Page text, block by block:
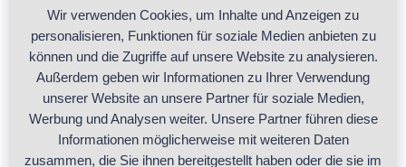
Kontakt:
Sabine Schmitz
saolto@gmx.de
Wir verwenden Cookies, um Inhalte und Anzeigen zu
personalisieren, Funktionen für soziale Medien anbieten zu
können und die Zugriffe auf unsere Website zu analysieren.
Außerdem geben wir Informationen zu Ihrer Verwendung
unserer Website an unsere Partner für soziale Medien,
Werbung und Analysen weiter. Unsere Partner führen diese
Informationen möglicherweise mit weiteren Daten
zusammen, die Sie ihnen bereitgestellt haben oder die sie im